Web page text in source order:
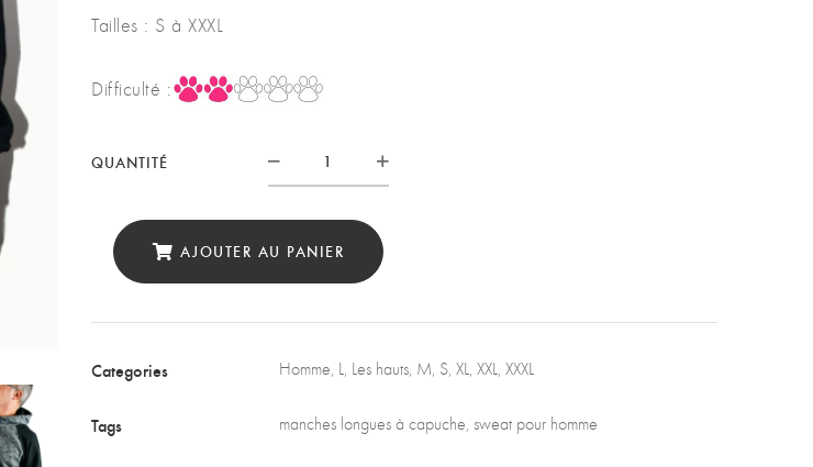
Tailles : S à XXXL
Difficulté :
QUANTITÉ Quantité
AJOUTER AU PANIER
Categories Homme, L, Les hauts, M, S, XL, XXL, XXXL
Tags manches longues à capuche, sweat pour homme